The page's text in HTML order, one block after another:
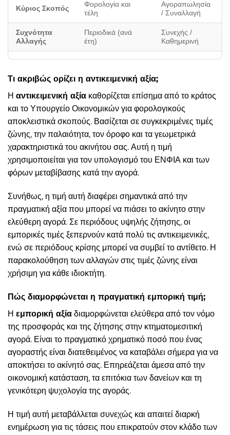
Κύριος Σκοπός
Φορολογία και
τέλη
Αγοραπωλησία
/ Συναλλαγή
Συχνότητα
Αλλαγής
Περιοδικά (ανά
έτη)
Συνεχής /
Καθημερινή
Τι ακριβώς ορίζει η αντικειμενική αξία;
Η αντικειμενική αξία καθορίζεται επίσημα από το κράτος
και το Υπουργείο Οικονομικών για φορολογικούς
αποκλειστικά σκοπούς. Βασίζεται σε συγκεκριμένες τιμές
ζώνης, την παλαιότητα, τον όροφο και τα γεωμετρικά
χαρακτηριστικά του ακινήτου σας. Αυτή η τιμή
χρησιμοποιείται για τον υπολογισμό του ΕΝΦΙΑ και των
φόρων μεταβίβασης κατά την αγορά.
Συνήθως, η τιμή αυτή διαφέρει σημαντικά από την
πραγματική αξία που μπορεί να πιάσει το ακίνητο στην
ελεύθερη αγορά. Σε περιόδους υψηλής ζήτησης, οι
εμπορικές τιμές ξεπερνούν κατά πολύ τις αντικειμενικές,
ενώ σε περιόδους κρίσης μπορεί να συμβεί το αντίθετο. Η
παρακολούθηση των αλλαγών στις τιμές ζώνης είναι
χρήσιμη για κάθε ιδιοκτήτη.
Πώς διαμορφώνεται η πραγματική εμπορική τιμή;
Η εμπορική αξία διαμορφώνεται ελεύθερα από τον νόμο
της προσφοράς και της ζήτησης στην κτηματομεσιτική
αγορά. Είναι το πραγματικό χρηματικό ποσό που ένας
αγοραστής είναι διατεθειμένος να καταβάλει σήμερα για να
αποκτήσει το ακίνητό σας. Επηρεάζεται άμεσα από την
οικονομική κατάσταση, τα επιτόκια των δανείων και τη
γενικότερη ψυχολογία της αγοράς.
Η τιμή αυτή μεταβάλλεται συνεχώς και απαιτεί διαρκή
ενημέρωση για τις τάσεις που επικρατούν στον κλάδο των